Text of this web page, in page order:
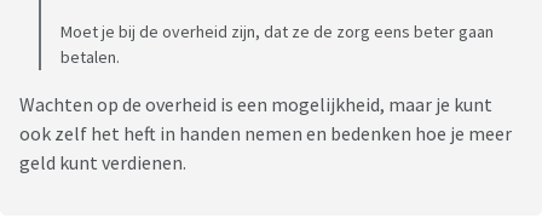
Moet je bij de overheid zijn, dat ze de zorg eens beter gaan
betalen.
Wachten op de overheid is een mogelijkheid, maar je kunt
ook zelf het heft in handen nemen en bedenken hoe je meer
geld kunt verdienen.